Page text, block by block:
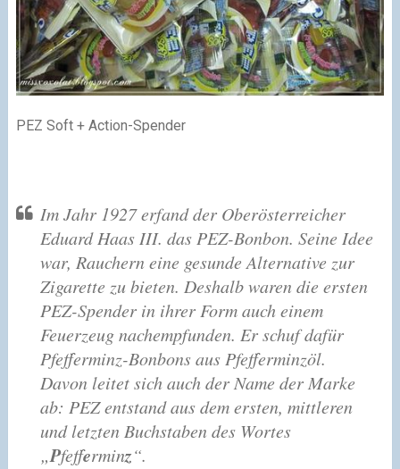
PEZ Soft + Action-Spender
Im Jahr 1927 erfand der Oberösterreicher
Eduard Haas III. das PEZ-Bonbon. Seine Idee
war, Rauchern eine gesunde Alternative zur
Zigarette zu bieten. Deshalb waren die ersten
PEZ-Spender in ihrer Form auch einem
Feuerzeug nachempfunden. Er schuf dafür
Pfefferminz-Bonbons aus Pfefferminzöl.
Davon leitet sich auch der Name der Marke
ab: PEZ entstand aus dem ersten, mittleren
und letzten Buchstaben des Wortes
„Pfefferminz“.